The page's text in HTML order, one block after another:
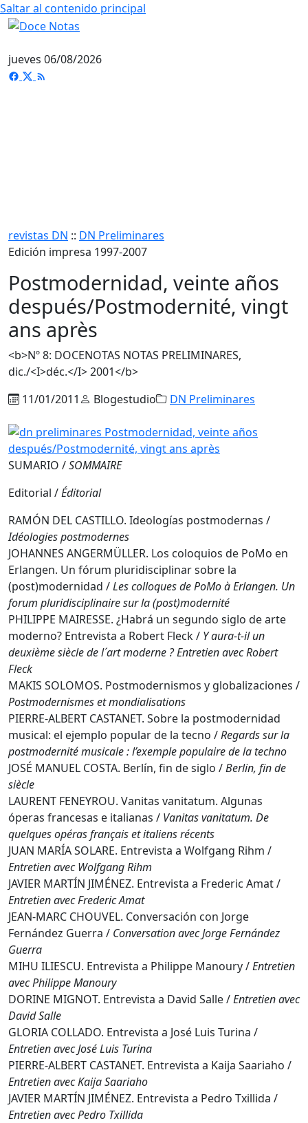
Saltar al contenido principal
jueves 06/08/2026
revistas DN :: DN Preliminares
Edición impresa 1997-2007
Postmodernidad, veinte años
después/Postmodernité, vingt
ans après
<b>Nº 8: DOCENOTAS NOTAS PRELIMINARES,
dic./<I>déc.</I> 2001</b>
11/01/2011
Blogestudio DN Preliminares
SUMARIO /SOMMAIRE
Editorial /Éditorial
RAMÓN DEL CASTILLO. Ideologías postmodernas /
Idéologies postmodernes
JOHANNES ANGERMÜLLER. Los coloquios de PoMo en
Erlangen. Un fórum pluridisciplinar sobre la
(post)modernidad /Les colloques de PoMo à Erlangen. Un
forum pluridisciplinaire sur la (post)modernité
PHILIPPE MAIRESSE. ¿Habrá un segundo siglo de arte
moderno? Entrevista a Robert Fleck / Y aura-t-il un
deuxième siècle de l´art moderne ? Entretien avec Robert
Fleck
MAKIS SOLOMOS. Postmodernismos y globalizaciones /
Postmodernismes et mondialisations
PIERRE-ALBERT CASTANET. Sobre la postmodernidad
musical: el ejemplo popular de la tecno /Regards sur la
postmodernité musicale : l’exemple populaire de la techno
JOSÉ MANUEL COSTA. Berlín, fin de siglo /Berlin, fin de
siècle
LAURENT FENEYROU. Vanitas vanitatum. Algunas
óperas francesas e italianas / Vanitas vanitatum. De
quelques opéras français et italiens récents
JUAN MARÍA SOLARE. Entrevista a Wolfgang Rihm /
Entretien avec Wolfgang Rihm
JAVIER MARTÍN JIMÉNEZ. Entrevista a Frederic Amat /
Entretien avec Frederic Amat
JEAN-MARC CHOUVEL. Conversación con Jorge
Fernández Guerra / Conversation avec Jorge Fernández
Guerra
MIHU ILIESCU. Entrevista a Philippe Manoury /Entretien
avec Philippe Manoury
DORINE MIGNOT. Entrevista a David Salle /Entretien avec
David Salle
GLORIA COLLADO. Entrevista a José Luis Turina /
Entretien avec José Luis Turina
PIERRE-ALBERT CASTANET. Entrevista a Kaija Saariaho /
Entretien avec Kaija Saariaho
JAVIER MARTÍN JIMÉNEZ. Entrevista a Pedro Txillida /
Entretien avec Pedro Txillida